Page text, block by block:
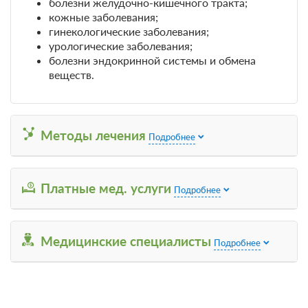
В стоимость входит:
лечение, трехразовое питание по заказному меню
4 845
ЗА НОЧЬ ДЛЯ 1 ГОСТЯ
кожные заболевания;
гинекологические заболевания;
урологические заболевания;
болезни эндокринной системы и обмена
веществ.
Методы лечения Подробнее
Платные мед. услуги Подробнее
Медицинские специалисты Подробнее